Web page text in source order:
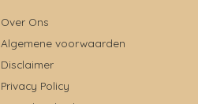
Over Ons
Algemene voorwaarden
Disclaimer
Privacy Policy